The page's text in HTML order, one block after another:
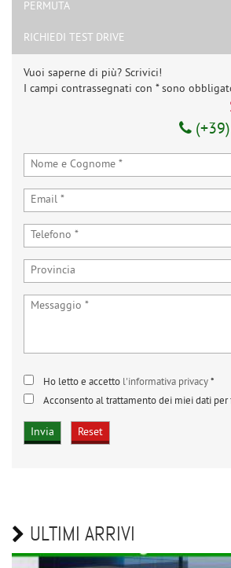
PERMUTA
RICHIEDI TEST DRIVE
Vuoi saperne di più? Scrivici!
I campi contrassegnati con * sono
Ho letto e accetto l'informativa privacy*
Acconsento al trattamento dei miei dati
ULTIMI ARRIVI